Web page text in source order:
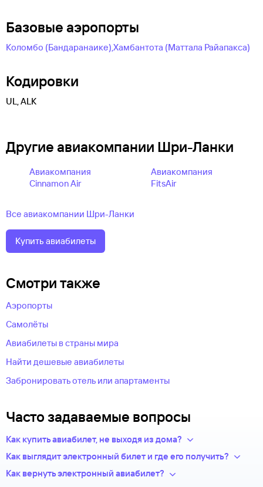
Базовые аэропорты
Коломбо (Бандаранаике),Хамбантота (Маттала Райапакса)
Кодировки
UL, ALK
Другие авиакомпании Шри-Ланки
Авиакомпания
Cinnamon Air
Авиакомпания
FitsAir
Все авиакомпании Шри-Ланки
Купить авиабилеты
Смотри также
Аэропорты
Самолёты
Авиабилеты в страны мира
Найти дешевые авиабилеты
Забронировать отель или апартаменты
Часто задаваемые вопросы
Как купить авиабилет, не выходя из дома?
Укажите в нужных полях маршрут, дату поездки и число
из предложений сотен авиакомпаний.
Как выглядит электронный билет и где его получить?
После оплаты на сайте, в базе данных авиакомпании
Как вернуть электронный авиабилет?